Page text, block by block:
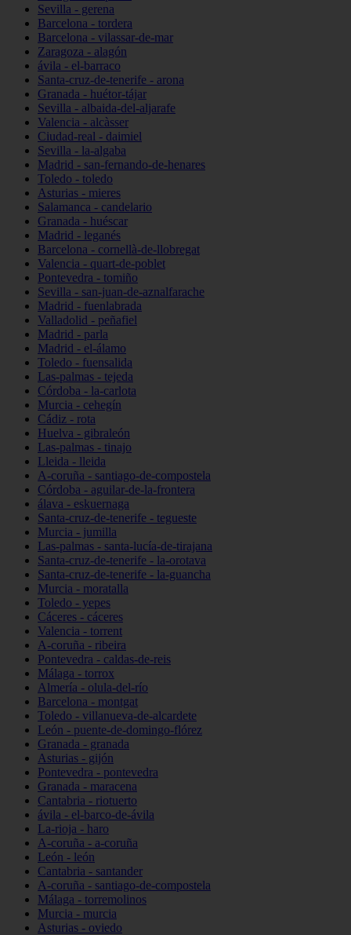
Sevilla - gerena
Barcelona - tordera
Barcelona - vilassar-de-mar
Zaragoza - alagón
ávila - el-barraco
Santa-cruz-de-tenerife - arona
Granada - huétor-tájar
Sevilla - albaida-del-aljarafe
Valencia - alcàsser
Ciudad-real - daimiel
Sevilla - la-algaba
Madrid - san-fernando-de-henares
Toledo - toledo
Asturias - mieres
Salamanca - candelario
Granada - huéscar
Madrid - leganés
Barcelona - cornellà-de-llobregat
Valencia - quart-de-poblet
Pontevedra - tomiño
Sevilla - san-juan-de-aznalfarache
Madrid - fuenlabrada
Valladolid - peñafiel
Madrid - parla
Madrid - el-álamo
Toledo - fuensalida
Las-palmas - tejeda
Córdoba - la-carlota
Murcia - cehegín
Cádiz - rota
Huelva - gibraleón
Las-palmas - tinajo
Lleida - lleida
A-coruña - santiago-de-compostela
Córdoba - aguilar-de-la-frontera
álava - eskuernaga
Santa-cruz-de-tenerife - tegueste
Murcia - jumilla
Las-palmas - santa-lucía-de-tirajana
Santa-cruz-de-tenerife - la-orotava
Santa-cruz-de-tenerife - la-guancha
Murcia - moratalla
Toledo - yepes
Cáceres - cáceres
Valencia - torrent
A-coruña - ribeira
Pontevedra - caldas-de-reis
Málaga - torrox
Almería - olula-del-río
Barcelona - montgat
Toledo - villanueva-de-alcardete
León - puente-de-domingo-flórez
Granada - granada
Asturias - gijón
Pontevedra - pontevedra
Granada - maracena
Cantabria - riotuerto
ávila - el-barco-de-ávila
La-rioja - haro
A-coruña - a-coruña
León - león
Cantabria - santander
A-coruña - santiago-de-compostela
Málaga - torremolinos
Murcia - murcia
Asturias - oviedo